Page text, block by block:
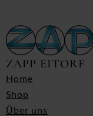
ZAPP EITORF
Home
Shop
Über uns